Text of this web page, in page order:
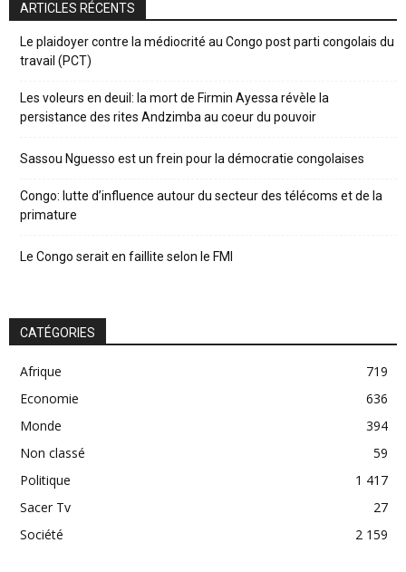
ARTICLES RÉCENTS
Le plaidoyer contre la médiocrité au Congo post parti congolais du
travail (PCT)
Les voleurs en deuil: la mort de Firmin Ayessa révèle la
persistance des rites Andzimba au coeur du pouvoir
Sassou Nguesso est un frein pour la démocratie congolaises
Congo: lutte d’influence autour du secteur des télécoms et de la
primature
Le Congo serait en faillite selon le FMI
CATÉGORIES
Afrique
719
Economie
636
Monde
394
Non classé
59
Politique
1 417
Sacer Tv
27
Société
2 159